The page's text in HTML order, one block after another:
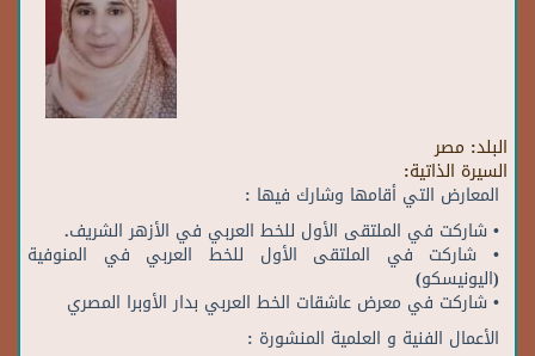
البلد: مصر
السيرة الذاتية:
المعارض التي أقامها وشارك فيها :
• شاركت في الملتقى الأول للخط العربي في الأزهر الشريف.
• شاركت في الملتقى الأول للخط العربي في المنوفية
(اليونيسكو)
• شاركت في معرض عاشقات الخط العربي بدار الأوبرا المصري
الأعمال الفنية و العلمية المنشورة :